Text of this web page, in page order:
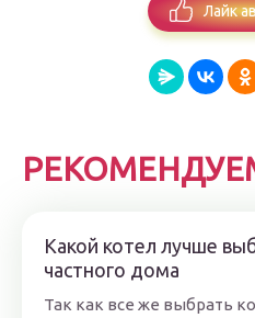
Лайк
Какой котел лучше
частного дома
Так как все же выбрать